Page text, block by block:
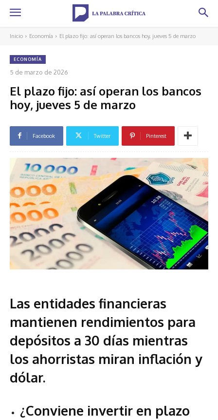
Inicio Economía El plazo fijo: así operan los bancos hoy, jueves 5 de marzo
ECONOMÍA
5 de marzo de 2026
El plazo fijo: así operan los bancos
hoy, jueves 5 de marzo
Facebook Twitter Pinterest
Las entidades financieras
mantienen rendimientos para
depósitos a 30 días mientras
los ahorristas miran inflación y
dólar.
¿Conviene invertir en plazo